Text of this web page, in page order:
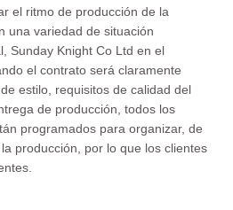
el ritmo de producción de la
una variedad de situación
Sunday Knight Co Ltd en el
el contrato será claramente
estilo, requisitos de calidad del
de producción, todos los
programados para organizar, de
producción, por lo que los clientes